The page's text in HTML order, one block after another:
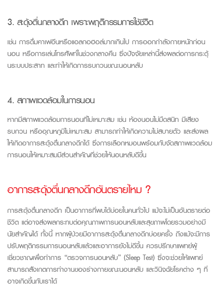
3. สะดุ้งตื่นกลางดึก เพราะพฤติกรรมการใช้ชีวิต
เช่น การดื่มคาเฟอีนหรือแอลกอฮอล์มากเกินไป การออกกำลังกายหนักก่อน
นอน หรือการเล่นโทรศัพท์ในช่วงกลางคืน ซึ่งปัจจัยเหล่านี้ส่งผลต่อการกระตุ้
นระบบประสาท และทำให้เกิดการรบกวนขณะนอนหลับ
4. สภาพแวดล้อมในการนอน
หากมีสภาพแวดล้อมการนอนที่ไม่เหมาะสม เช่น ห้องนอนไม่มืดสนิท มีเสียง
รบกวน หรืออุณหภูมิไม่เหมาะสม สามารถทำให้เกิดความไม่สบายตัว และส่งผล
ให้เกิดอาการสะดุ้งตื่นกลางดึกได้ ซึ่งการเลือกหมอนพร้อมกับจัดสภาพแวดล้อม
การนอนให้เหมาะสมมีส่วนสำคัญที่ช่วยให้นอนหลับดีขึ้น
อาการสะดุ้งตื่นกลางดึกอันตรายไหม ?
การสะดุ้งตื่นกลางดึก เป็นอาการที่พบได้บ่อยในคนทั่วไป แม้จะไม่เป็นอันตรายต่อ
ชีวิต แต่อาจส่งผลกระทบต่อคุณภาพการนอนหลับและสุขภาพโดยรวมอย่างมี
นัยสำคัญได้ ทั้งนี้ หากผู้ป่วยมีอาการสะดุ้งตื่นกลางดึกบ่อยครั้ง ถึงแม้จะมีการ
ปรับพฤติกรรมการนอนหลับแล้วและอาการยังไม่ดีขึ้น ควรปรึกษาแพทย์ผู้
เชี่ยวชาญเพื่อทำการ “ตรวจการนอนหลับ” (Sleep Test) ซึ่งจะช่วยให้แพทย์
สามารถสังเกตการทำงานของร่างกายขณะนอนหลับ และวินิจฉัยโรคต่าง ๆ ที่
อาจเกิดขึ้นกับเราได้